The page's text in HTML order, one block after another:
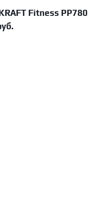
Fitness PP780